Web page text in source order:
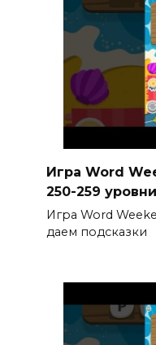
Игра Word
250-259 уровни
Игра Word
даем подсказки